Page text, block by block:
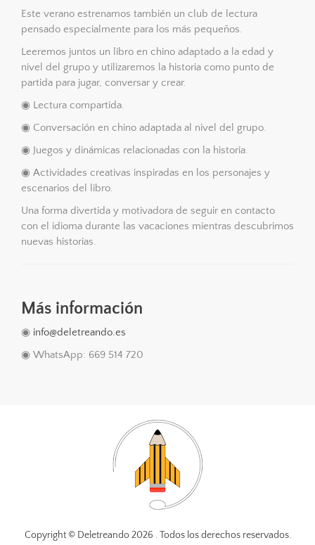
Este verano estrenamos también un club de lectura
pensado especialmente para los más pequeños.
Leeremos juntos un libro en chino adaptado a la edad y
nivel del grupo y utilizaremos la historia como punto de
partida para jugar, conversar y crear.
◉ Lectura compartida.
◉ Conversación en chino adaptada al nivel del grupo.
◉ Juegos y dinámicas relacionadas con la historia.
◉ Actividades creativas inspiradas en los personajes y
escenarios del libro.
Una forma divertida y motivadora de seguir en contacto
con el idioma durante las vacaciones mientras descubrimos
nuevas historias.
Más información
◉ info@deletreando.es
◉ WhatsApp: 669 514 720
Copyright © Deletreando2026 . Todos los derechos reservados.